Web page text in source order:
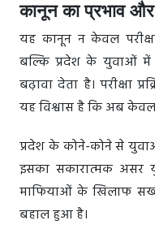
कानून का प्रभाव
यह कानून न केवल
बल्कि प्रदेश के युवाओं में
बढ़ावा देता है। परीक्षा
यह विश्वास है कि अब केवल
प्रदेश के कोने-कोने से
इसका सकारात्मक
माफियाओं के खिलाफ सख्त
बहाल हुआ है।